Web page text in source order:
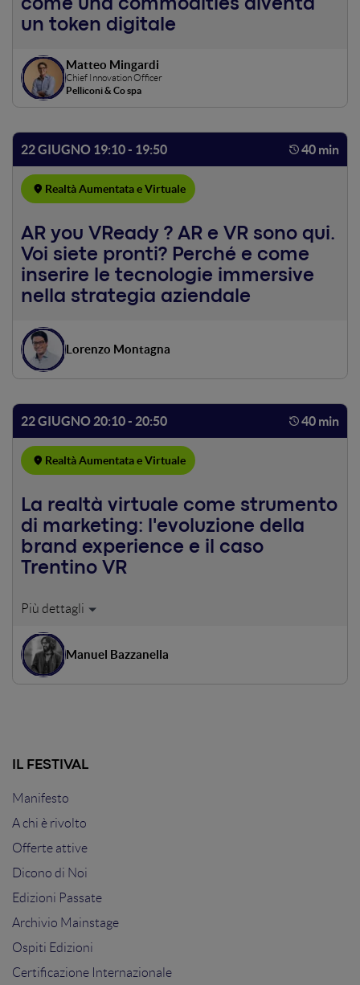
comportamentale, che diventa il punto di accesso virtuale
per tutti gli enti aziendali.
come una commodities diventa
un token digitale
Matteo Mingardi
Chief Innovation Officer
Pelliconi & Co spa
22 GIUGNO 19:10 - 19:50 40 min
Realtà Aumentata e Virtuale
AR you VReady ? AR e VR sono qui.
Voi siete pronti? Perché e come
inserire le tecnologie immersive
nella strategia aziendale
Lorenzo Montagna
22 GIUGNO 20:10 - 20:50 40 min
Realtà Aumentata e Virtuale
La realtà virtuale come strumento
di marketing: l'evoluzione della
brand experience e il caso
Trentino VR
Tutti noi oggi prima di un prodotto acquistiamo
un’emozione e lasciare un ricordo indelebile. In questo
contesto si fa spazio un nuovo modo di raccontare e
coinvolgere: la realtà virtuale. Come può questo
esempio un caso concreto: un'applicazione di realtà
esperienze di territorio, per suscitare il desiderio di viverle
realmente.
Manuel Bazzanella
IL FESTIVAL
Manifesto
A chi è rivolto
Offerte attive
Dicono di Noi
Edizioni Passate
Archivio Mainstage
Ospiti Edizioni
Certificazione Internazionale